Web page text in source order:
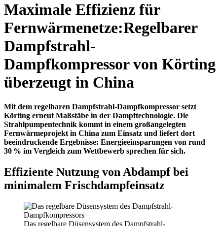
Maximale Effizienz für
Fernwärmenetze:Regelbarer
Dampfstrahl-
Dampfkompressor von Körting
überzeugt in China
Mit dem regelbaren Dampfstrahl-Dampfkompressor setzt
Körting erneut Maßstäbe in der Dampftechnologie. Die
Strahlpumpentechnik kommt in einem großangelegten
Fernwärmeprojekt in China zum Einsatz und liefert dort
beeindruckende Ergebnisse: Energieeinsparungen von rund
30 % im Vergleich zum Wettbewerb sprechen für sich.
Effiziente Nutzung von Abdampf bei
minimalem Frischdampfeinsatz
Das regelbare Düsensystem des Dampfstrahl-